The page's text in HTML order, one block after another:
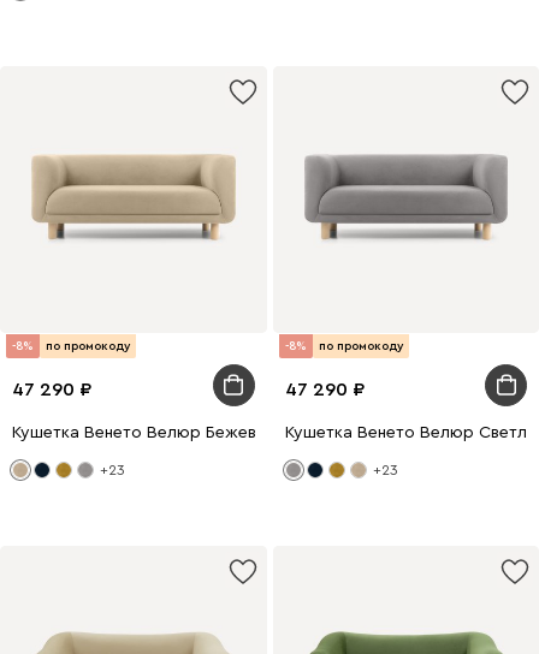
-8% по промокоду
47 290
Кушетка Венето Велюр Бежевый
+23
-8% по промокоду
47 290
Кушетка Венето Велюр
+23